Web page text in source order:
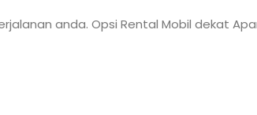
anda. Opsi Rental Mobil dekat